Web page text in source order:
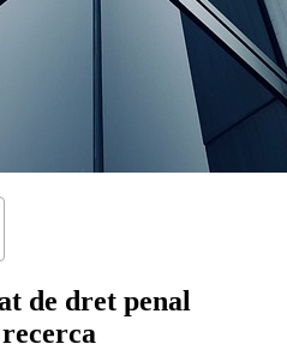
de dret penal